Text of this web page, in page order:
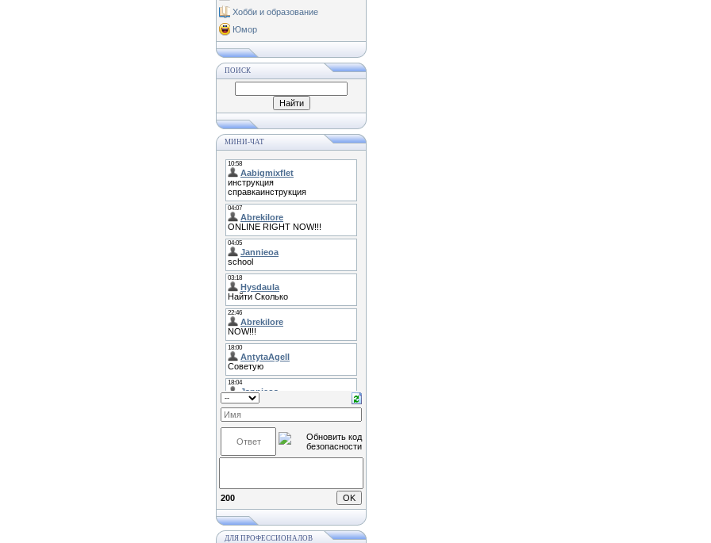
Хобби и образование
Юмор
ПОИСК
МИНИ-ЧАТ
200
ДЛЯ ПРОФЕССИОНАЛОВ